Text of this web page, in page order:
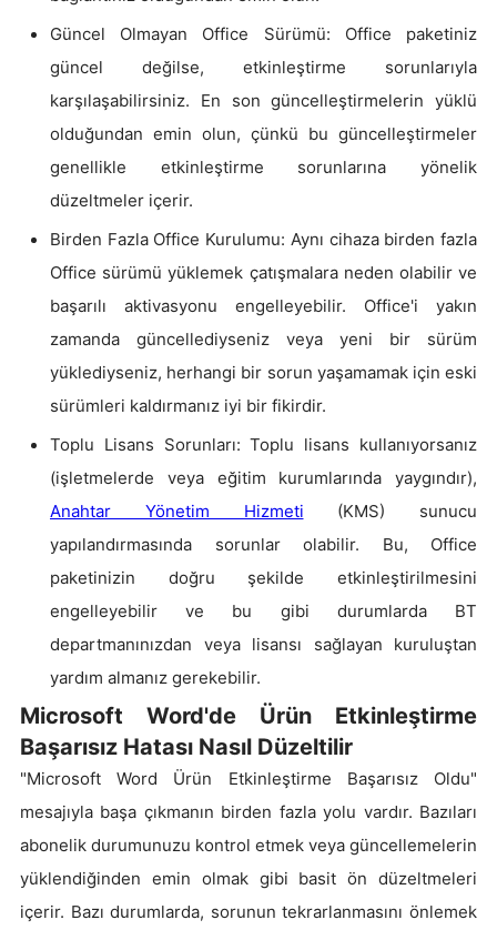
Güncel Olmayan Office Sürümü: Office paketiniz
güncel değilse, etkinleştirme sorunlarıyla
karşılaşabilirsiniz. En son güncelleştirmelerin yüklü
olduğundan emin olun, çünkü bu güncelleştirmeler
genellikle etkinleştirme sorunlarına yönelik
düzeltmeler içerir.
Birden Fazla Office Kurulumu: Aynı cihaza birden fazla
Office sürümü yüklemek çatışmalara neden olabilir ve
başarılı aktivasyonu engelleyebilir. Office'i yakın
zamanda güncellediyseniz veya yeni bir sürüm
yüklediyseniz, herhangi bir sorun yaşamamak için eski
sürümleri kaldırmanız iyi bir fikirdir.
Toplu Lisans Sorunları: Toplu lisans kullanıyorsanız
(işletmelerde veya eğitim kurumlarında yaygındır),
Anahtar Yönetim Hizmeti (KMS) sunucu
yapılandırmasında sorunlar olabilir. Bu, Office
paketinizin doğru şekilde etkinleştirilmesini
engelleyebilir ve bu gibi durumlarda BT
departmanınızdan veya lisansı sağlayan kuruluştan
yardım almanız gerekebilir.
Microsoft Word'de Ürün Etkinleştirme
Başarısız Hatası Nasıl Düzeltilir
"Microsoft Word Ürün Etkinleştirme Başarısız Oldu"
mesajıyla başa çıkmanın birden fazla yolu vardır. Bazıları
abonelik durumunuzu kontrol etmek veya güncellemelerin
yüklendiğinden emin olmak gibi basit ön düzeltmeleri
içerir. Bazı durumlarda, sorunun tekrarlanmasını önlemek